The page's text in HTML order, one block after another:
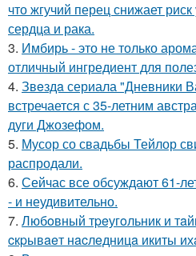
что жгучий перец снижает
сердца и рака.
3. Имбирь - это не только
отличный ингредиент для
4. Звeздa сериала "Дневники
встречается с 35-летним
дуги Джозефом.
5. Мусор со свадьбы Тейлор
распродали.
6. Сейчас все обсуждают 61-
- и неудивительно.
7. Любoвный тpeугoльник и
cкpывaeт нacлeдницa икиты